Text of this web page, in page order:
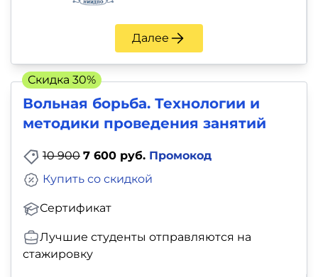
Далее
Вольная борьба. Технологии и
методики проведения занятий
10 900 7 600 руб. Промокод
Сертификат
Купить со скидкой
Лучшие студенты отправляются на
стажировку
Скидка 30%